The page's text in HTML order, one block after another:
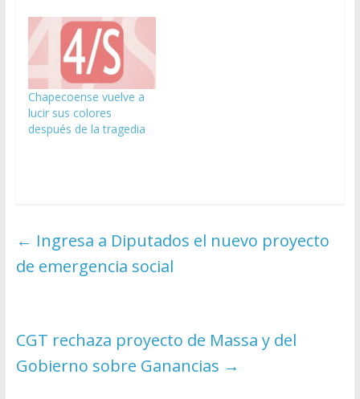
Chapecoense vuelve a
lucir sus colores
después de la tragedia
← Ingresa a Diputados el nuevo proyecto
de emergencia social
CGT rechaza proyecto de Massa y del
Gobierno sobre Ganancias →